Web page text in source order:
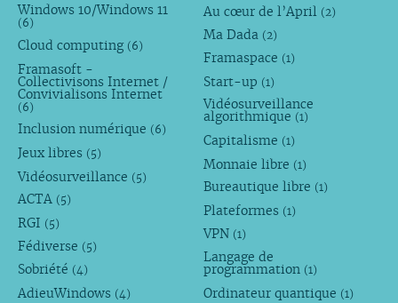
Windows 10/Windows 11
(6)
Cloud computing (6)
Framasoft -
Collectivisons Internet /
Convivialisons Internet
(6)
Inclusion numérique (6)
Jeux libres (5)
Vidéosurveillance (5)
ACTA (5)
RGI (5)
Fédiverse (5)
Sobriété (4)
AdieuWindows (4)
Au cœur de l’April (2)
Ma Dada (2)
Framaspace (1)
Start-up (1)
Vidéosurveillance
algorithmique (1)
Capitalisme (1)
Monnaie libre (1)
Bureautique libre (1)
Plateformes (1)
VPN (1)
Langage de
programmation (1)
Ordinateur quantique (1)